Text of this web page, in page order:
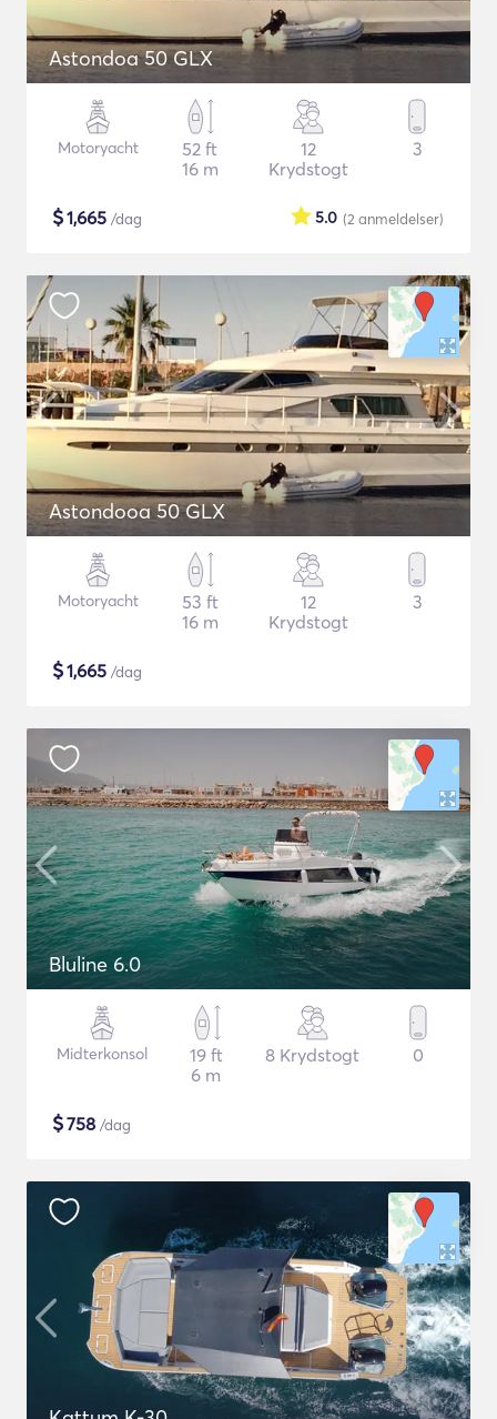
Astondoa 50 GLX
Motoryacht
52 ft
16 m
12
Krydstogt
3
$1,665 /dag (2 anmeldelser)
5.0
Astondooa 50 GLX
Motoryacht
53 ft
16 m
12
Krydstogt
3
$1,665 /dag
Bluline 6.0
Midterkonsol
19 ft
6 m
8 Krydstogt 0
$758 /dag